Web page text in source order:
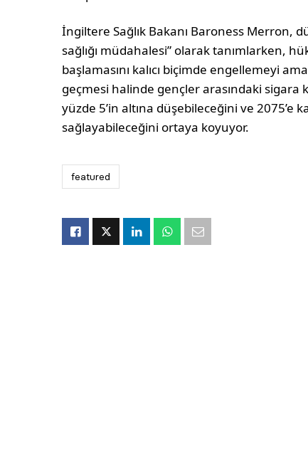
İngiltere Sağlık Bakanı Baroness Merron,
sağlığı müdahalesi” olarak tanımlarken,
başlamasını kalıcı biçimde engellemeyi
geçmesi halinde gençler arasındaki sigara
yüzde 5’in altına düşebileceğini ve 2075’e
sağlayabileceğini ortaya koyuyor.
featured